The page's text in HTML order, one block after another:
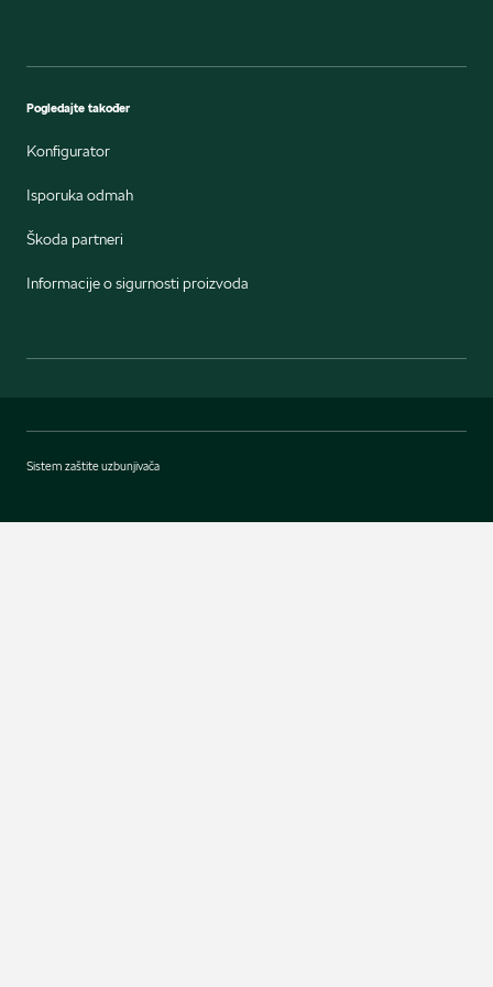
Pogledajte također
Konfigurator
Isporuka odmah
Škoda partneri
Informacije o sigurnosti proizvoda
Sistem zaštite uzbunjivača